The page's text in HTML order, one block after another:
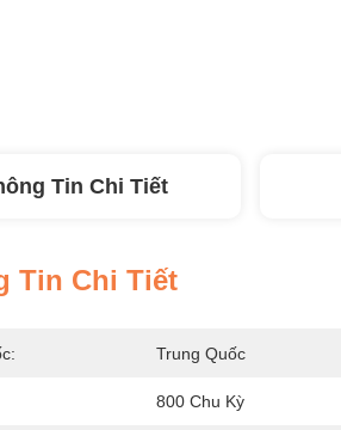
Tin Chi Tiết
Tin Chi Tiết
Trung Quốc
800 Chu Kỳ